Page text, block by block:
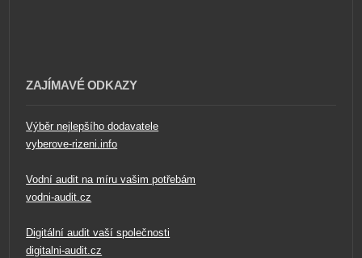
ZAJÍMAVÉ ODKAZY
Výběr nejlepšího dodavatele
vyberove-rizeni.info
Vodní audit na míru vašim potřebám
vodni-audit.cz
Digitální audit vaší společnosti
digitalni-audit.cz